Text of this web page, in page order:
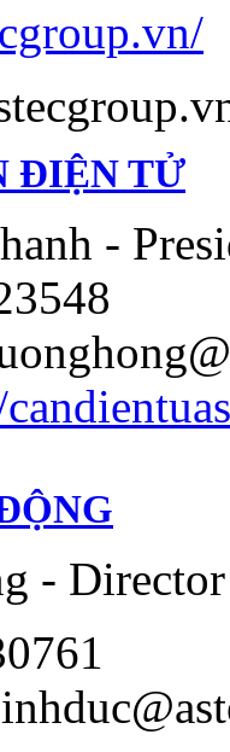
ĐIỆN TỬ
-
- Director